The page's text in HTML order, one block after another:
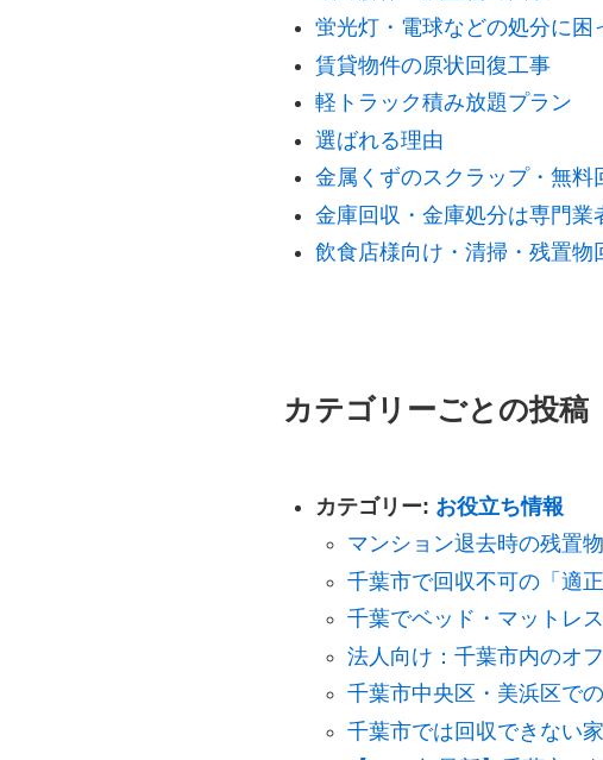
蛍光灯・電球などの処分に困
賃貸物件の原状回復工事
軽トラック積み放題プラン
選ばれる理由
金属くずのスクラップ・無料
金庫回収・金庫処分は専門業
飲食店様向け・清掃・残置物
カテゴリーごとの投稿
カテゴリー: お役立ち情報
マンション退去時の残置
千葉市で回収不可の「適
千葉でベッド・マットレ
法人向け：千葉市内のオ
千葉市中央区・美浜区で
千葉市では回収できない